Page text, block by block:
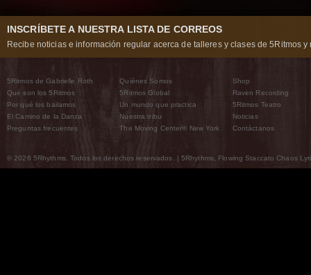
INSCRÍBETE A NUESTRA LISTA DE CORREOS
Recibe noticias e información regular acerca de talleres y clases de 5Ritmos y
5Ritmos de Gabrielle Roth
Qué son los 5Ritmos
Por qué los bailamos
El Camino de la Danza
Preguntas frecuentes
Quiénes Somos
5Ritmos Global
Un mundo que practica
Nuestra tribu
The Moving Center® New York
Shop
Raven Recording
5Ritmos Teatro
Noticias
Contáctanos
© 2026 5Rhythms. Todos los derechos reservados. | 5Rhythms, Flowing Staccato Chaos